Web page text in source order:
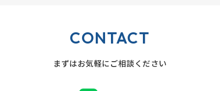
CONTACT
まずはお気軽にご相談ください